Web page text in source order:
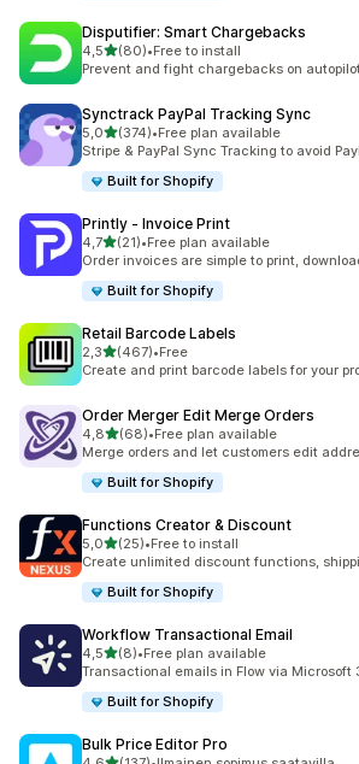
Disputifier: Smart Chargebacks
4,5/ 5 tähteä
(80)
80 arvostelua yhteensä
•Free to install
Prevent and fight chargebacks on
Synctrack PayPal Tracking Sync
5,0/ 5 tähteä
(374)
374 arvostelua yhteensä
•Free plan available
Stripe & PayPal Sync Tracking to avoid
Built for Shopify
Printly ‑ Invoice Print
4,7/ 5 tähteä
(21)
21 arvostelua yhteensä
•Free plan available
Order invoices are simple to print,
Built for Shopify
Retail Barcode Labels
2,3/ 5 tähteä
(467)
467 arvostelua yhteensä
•Free
Create and print barcode labels for your
Order Merger Edit Merge Orders
4,8/ 5 tähteä
(68)
68 arvostelua yhteensä
•Free plan available
Merge orders and let customers edit
Built for Shopify
Functions Creator & Discount
5,0/ 5 tähteä
(25)
25 arvostelua yhteensä
•Free to install
Create unlimited discount functions,
Built for Shopify
Workflow Transactional Email
4,5/ 5 tähteä
(8)
8 arvostelua yhteensä
•Free plan available
Transactional emails in Flow via Microsoft
Built for Shopify
Bulk Price Editor Pro